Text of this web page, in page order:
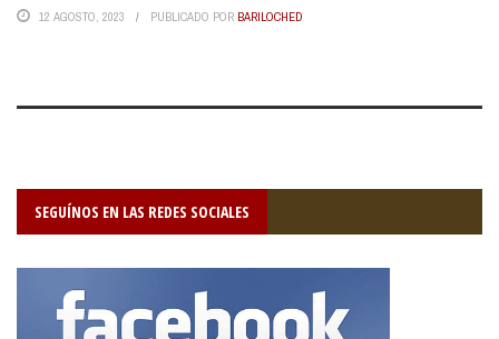
12 AGOSTO, 2023 PUBLICADO POR BARILOCHED
SEGUÍNOS EN LAS REDES SOCIALES